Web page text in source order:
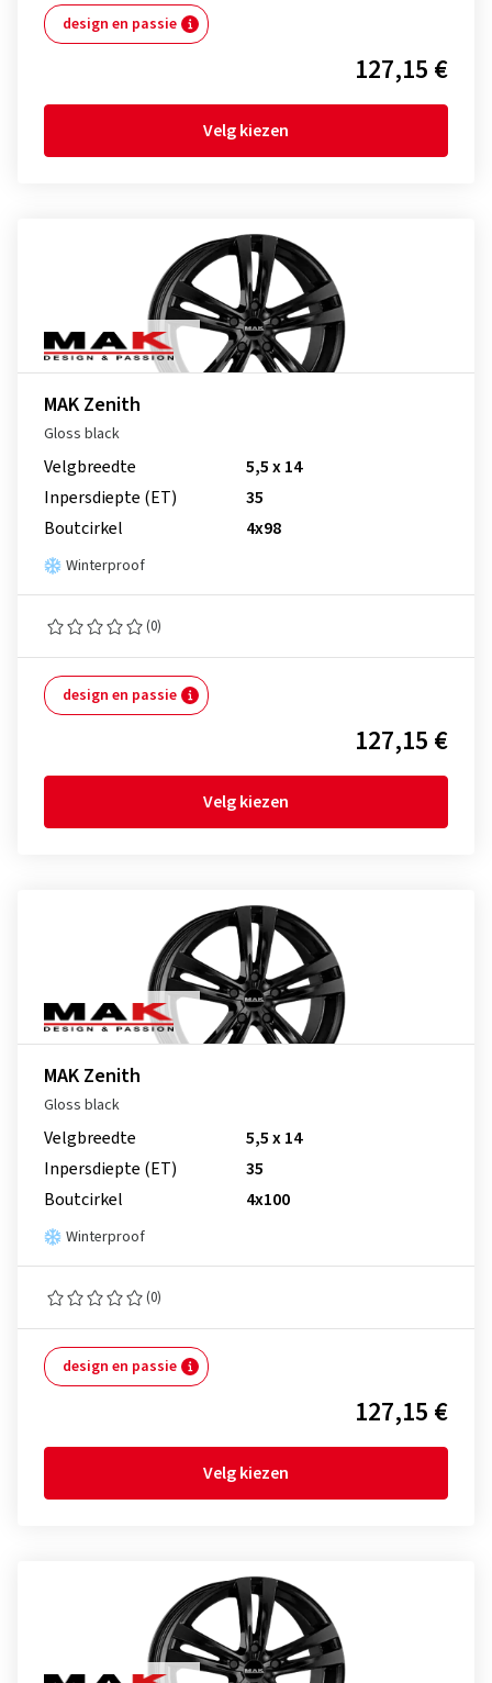
design en passie
127,15 €
Velg kiezen
MAK Zenith
Gloss black
Velgbreedte
5,5 x 14
Inpersdiepte (ET)
35
Boutcirkel
4x98
Winterproof
(0)
design en passie
127,15 €
Velg kiezen
MAK Zenith
Gloss black
Velgbreedte
5,5 x 14
Inpersdiepte (ET)
35
Boutcirkel
4x100
Winterproof
(0)
design en passie
127,15 €
Velg kiezen